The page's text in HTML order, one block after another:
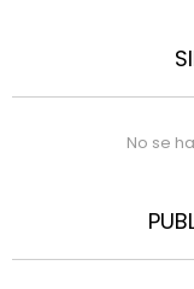
No se